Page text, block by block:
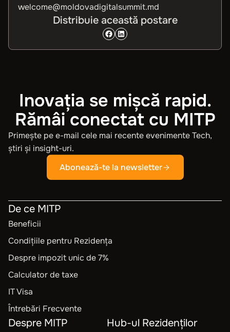
welcome@moldovadigitalsummit.md
Distribuie această postare
Inovația se mișcă rapid.
Rămâi conectat cu MITP
Primește pe e-mail cele mai recente evenimente Tech,
știri și insight-uri.
Abonează-te la newsletter
De ce MITP
Beneficii
Condițiile pentru Rezidența
Despre impozit unic de 7%
Calculator de taxe
IT Visa
Întrebări Frecvente
Despre MITP Hub-ul Rezidenților